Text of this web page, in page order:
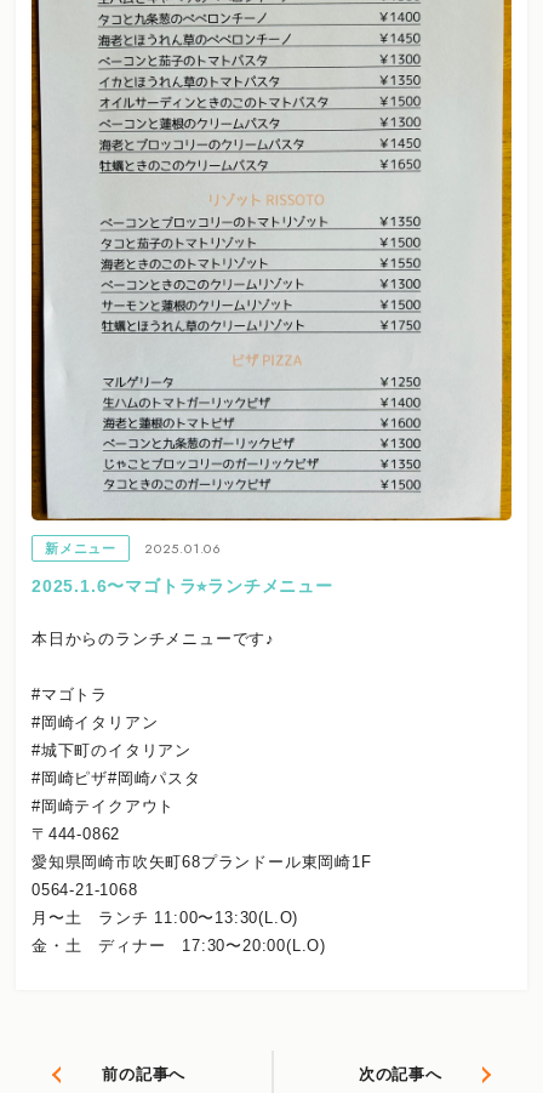
新メニュー
2025.01.06
2025.1.6〜マゴトラ⭐︎ランチメニュー
本日からのランチメニューです♪
#マゴトラ
#岡崎イタリアン
#城下町のイタリアン
#岡崎ピザ#岡崎パスタ
#岡崎テイクアウト
〒444-0862
愛知県岡崎市吹矢町68プランドール東岡崎1F
0564-21-1068
月〜土 ランチ 11:00〜13:30(L.O)
金・土 ディナー 17:30〜20:00(L.O)
前の記事へ 次の記事へ